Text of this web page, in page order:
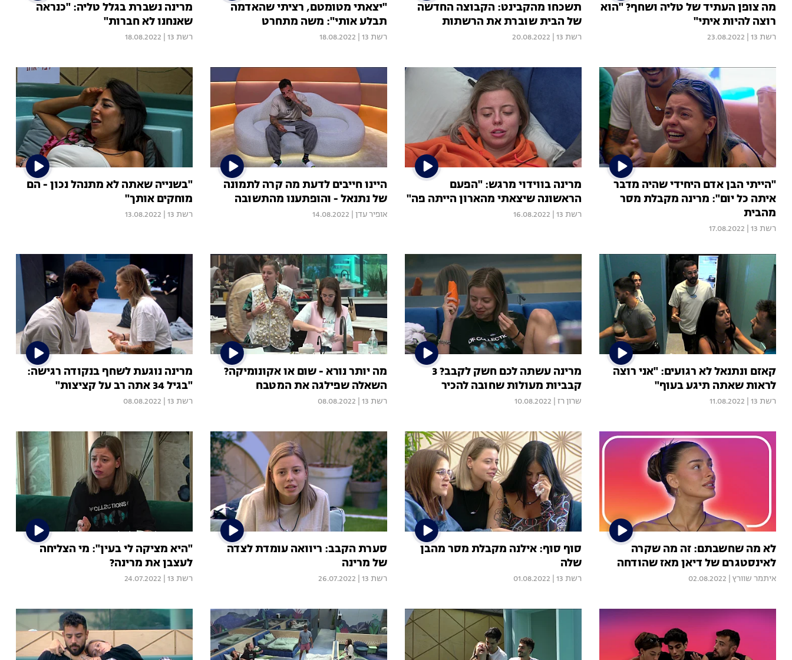
מה צופן העתיד של טליה ושחף? "הוא
רוצה להיות איתי"
רשת 13 23.08.2022
תשכחו מהקבינט: הקבוצה החדשה
של הבית שוברת את הרשתות
רשת 13 20.08.2022
"יצאתי מטומטם, רציתי שהאדמה
תבלע אותי": משה מתחרט
רשת 13 18.08.2022
מרינה נשברת בגלל טליה: "כנראה
שאנחנו לא חברות"
רשת 13 18.08.2022
"הייתי הבן אדם היחידי שהיה מדבר
איתה כל יום": מרינה מקבלת מסר
מהבית
רשת 13 17.08.2022
מרינה בווידוי מרגש: "הפעם
הראשונה שיצאתי מהארון הייתה פה"
רשת 13 16.08.2022
היינו חייבים לדעת מה קרה לתמונה
של נתנאל - והופתענו מהתשובה
אופיר עדן 14.08.2022
"בשנייה שאתה לא מתנהל נכון - הם
מוחקים אותך"
רשת 13 13.08.2022
קאזם ונתנאל לא רגועים: "אני רוצה
לראות שאתה תיגע בעוף"
רשת 13 11.08.2022
מרינה עשתה לכם חשק לקבב? 3
קבביות מעולות שחובה להכיר
שרון רז 10.08.2022
מה יותר נורא - שום או אקונומיקה?
השאלה שפילגה את המטבח
רשת 13 08.08.2022
מרינה נוגעת לשחף בנקודה רגישה:
"בגיל 34 אתה רב על קציצות"
רשת 13 08.08.2022
לא מה שחשבתם: זה מה שקרה
לאינסטגרם של דיאן מאז שהודחה
איתמר שוורץ 02.08.2022
סוף סוף: אילנה מקבלת מסר מהבן
שלה
רשת 13 01.08.2022
סערת הקבב: ריוואה עומדת לצדה
של מרינה
רשת 13 26.07.2022
"היא מציקה לי בעין": מי הצליחה
לעצבן את מרינה?
רשת 13 24.07.2022